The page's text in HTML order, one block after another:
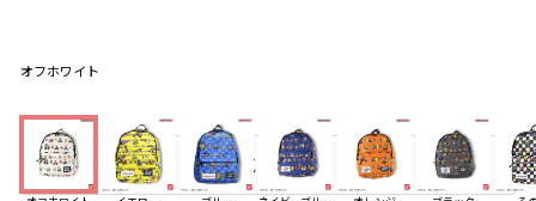
オフホワイト
店頭在庫を確認するお気に入り追加